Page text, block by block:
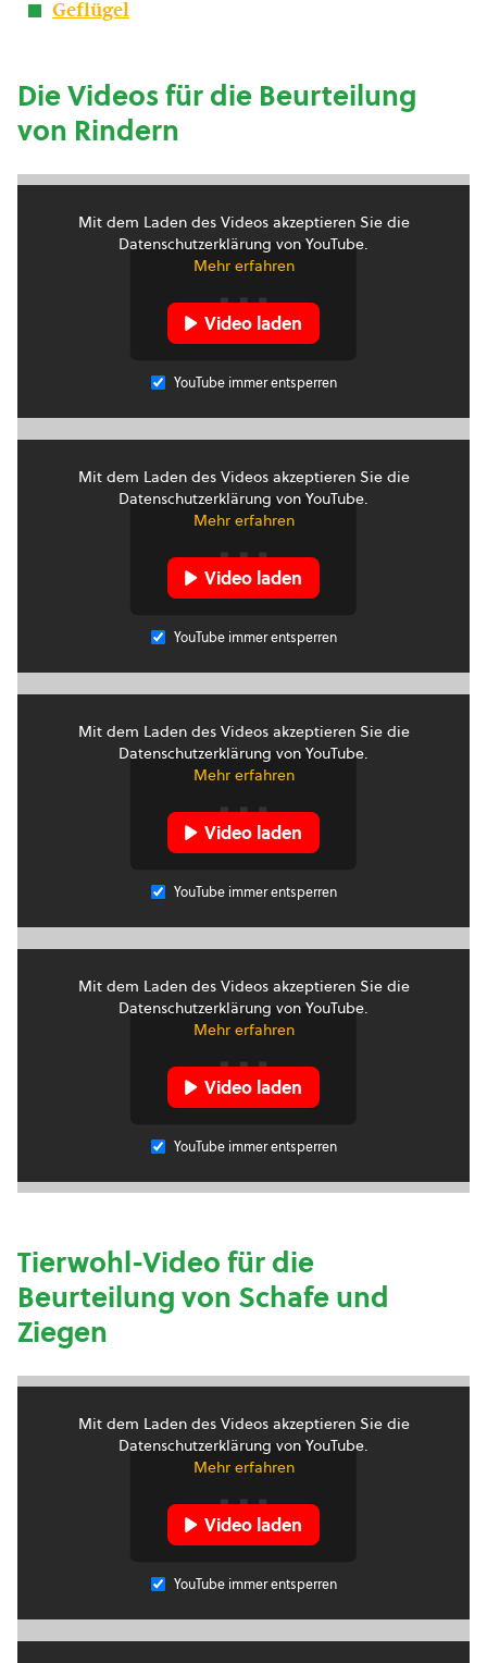
Geflügel
Die Videos für die Beurteilung
von Rindern
Mit dem Laden des Videos akzeptieren Sie die
Datenschutzerklärung von YouTube.
Mehr erfahren
Video laden
YouTube immer entsperren
Mit dem Laden des Videos akzeptieren Sie die
Datenschutzerklärung von YouTube.
Mehr erfahren
Video laden
YouTube immer entsperren
Mit dem Laden des Videos akzeptieren Sie die
Datenschutzerklärung von YouTube.
Mehr erfahren
Video laden
YouTube immer entsperren
Mit dem Laden des Videos akzeptieren Sie die
Datenschutzerklärung von YouTube.
Mehr erfahren
Video laden
YouTube immer entsperren
Tierwohl-Video für die
Beurteilung von Schafe und
Ziegen
Mit dem Laden des Videos akzeptieren Sie die
Datenschutzerklärung von YouTube.
Mehr erfahren
Video laden
YouTube immer entsperren